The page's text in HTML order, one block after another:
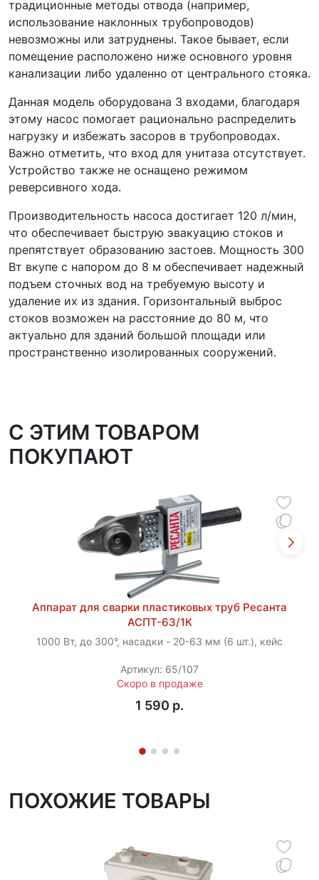
традиционные методы отвода (например,
использование наклонных трубопроводов)
невозможны или затруднены. Такое бывает, если
помещение расположено ниже основного уровня
канализации либо удаленно от центрального стояка.
Данная модель оборудована 3 входами, благодаря
этому насос помогает рационально распределить
нагрузку и избежать засоров в трубопроводах.
Важно отметить, что вход для унитаза отсутствует.
Устройство также не оснащено режимом
реверсивного хода.
Производительность насоса достигает 120 л/мин,
что обеспечивает быструю эвакуацию стоков и
препятствует образованию застоев. Мощность 300
Вт вкупе с напором до 8 м обеспечивает надежный
подъем сточных вод на требуемую высоту и
удаление их из здания. Горизонтальный выброс
стоков возможен на расстояние до 80 м, что
актуально для зданий большой площади или
пространственно изолированных сооружений.
C ЭТИМ ТОВАРОМ
ПОКУПАЮТ
Аппарат для сварки пластиковых труб Ресанта
АСПТ-63/1К
1000 Вт, до 300°, насадки - 20-63 мм (6 шт.), кейс
Артикул: 65/107
Скоро в продаже
1 590 p.
ПОХОЖИЕ ТОВАРЫ